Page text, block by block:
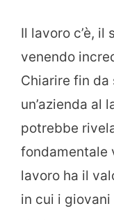
Il lavoro c’è, il
venendo
Chiarire fin
un’azienda al
potrebbe
fondamentale
lavoro ha il
in cui i